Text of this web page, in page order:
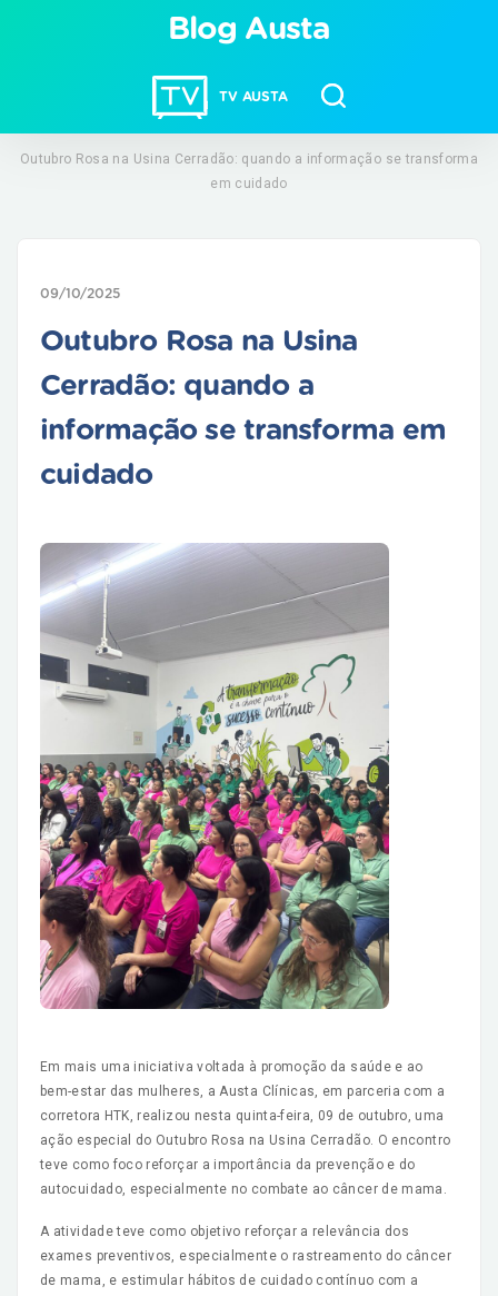
TV AUSTA
Blog Austa
Outubro Rosa na Usina Cerradão: quando a informação se transforma
em cuidado
09/10/2025
Outubro Rosa na Usina
Cerradão: quando a
informação se transforma em
cuidado
Em mais uma iniciativa voltada à promoção da saúde e ao
bem-estar das mulheres, a Austa Clínicas, em parceria com a
corretora HTK, realizou nesta quinta-feira, 09 de outubro, uma
ação especial do Outubro Rosa na Usina Cerradão. O encontro
teve como foco reforçar a importância da prevenção e do
autocuidado, especialmente no combate ao câncer de mama.
A atividade teve como objetivo reforçar a relevância dos
exames preventivos, especialmente o rastreamento do câncer
de mama, e estimular hábitos de cuidado contínuo com a